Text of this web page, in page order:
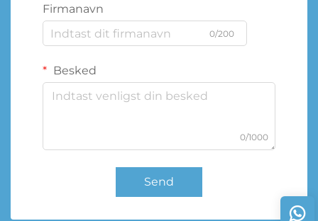
Firmanavn
0/200
Besked
0/1000
Send